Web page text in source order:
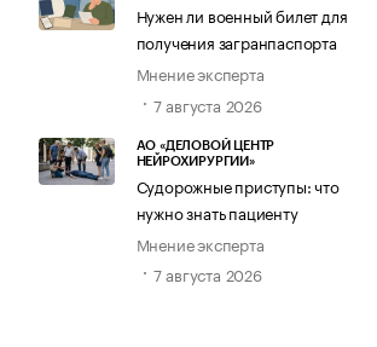
Нужен ли военный билет для
получения загранпаспорта
Мнение эксперта
7 августа 2026
АО «ДЕЛОВОЙ ЦЕНТР
НЕЙРОХИРУРГИИ»
Судорожные приступы: что
нужно знать пациенту
Мнение эксперта
7 августа 2026